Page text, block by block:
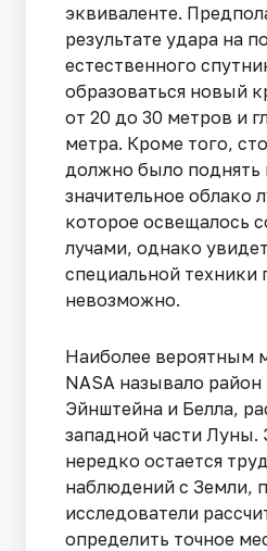
эквиваленте.
результате удара на
естественного
образоваться новый
от 20 до 30 метров и
метра. Кроме того,
должно было поднять
значительное облако
которое освещалось
лучами, однако
специальной техники
невозможно.
Наиболее вероятным
NASA называло район
Эйнштейна и Белла,
западной части Луны.
нередко остается
наблюдений с Земли,
исследователи
определить точное